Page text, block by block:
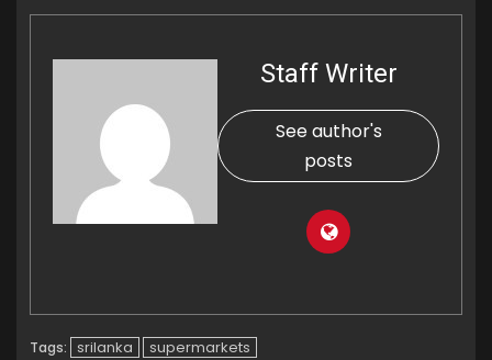
Staff Writer
See author's
posts
Tags: srilanka supermarkets